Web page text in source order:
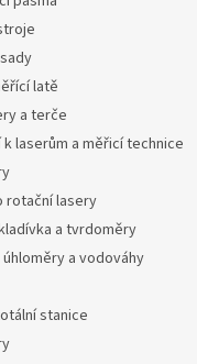
latě
a terče
laserům a měřicí technice
rotační lasery
a tvrdoměry
a vodováhy
stanice